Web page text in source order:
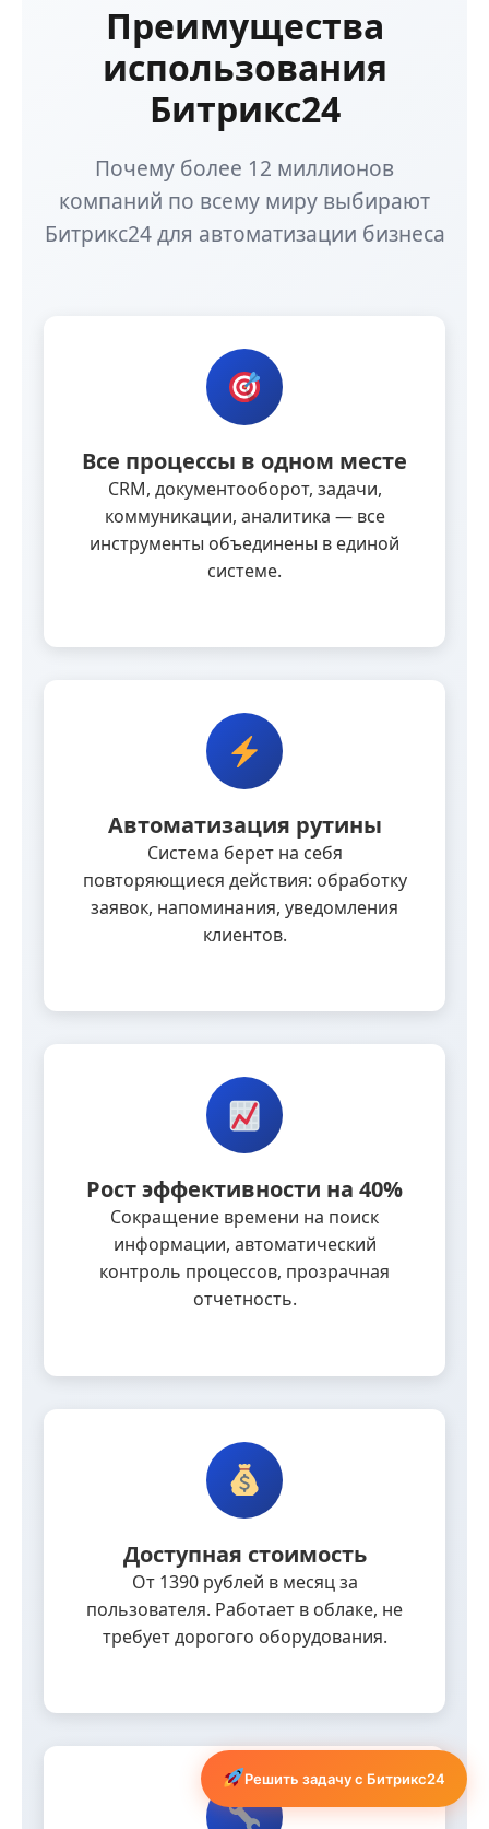
Преимущества
использования
Битрикс24
Почему более 12 миллионов
компаний по всему миру выбирают
Битрикс24 для автоматизации бизнеса
Все процессы в одном месте
CRM, документооборот, задачи,
коммуникации, аналитика — все
инструменты объединены в единой
системе.
Автоматизация рутины
Система берет на себя
повторяющиеся действия: обработку
заявок, напоминания, уведомления
клиентов.
Рост эффективности на 40%
Сокращение времени на поиск
информации, автоматический
контроль процессов, прозрачная
отчетность.
Доступная стоимость
От 1390 рублей в месяц за
пользователя. Работает в облаке, не
требует дорогого оборудования.
Решить задачу с Битрикс24